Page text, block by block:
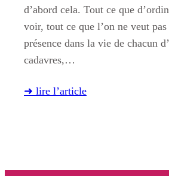
d’abord cela. Tout ce que
voir, tout ce que l’on ne veut
présence dans la vie de chacun
cadavres,…
➜ lire l’article